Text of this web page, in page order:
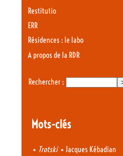
Restitutio
ERR
Résidences : le labo
A propos de la RDR
Rechercher :
Mots-clés
• Trotski •Jacques Kébadian